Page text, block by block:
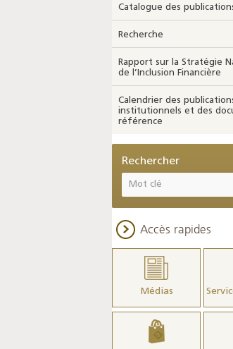
Catalogue des
Recherche
Rapport sur la Stratégie
de l’Inclusion Financière
Calendrier des
institutionnels et des
référence
Rechercher
Accès rapides
Médias